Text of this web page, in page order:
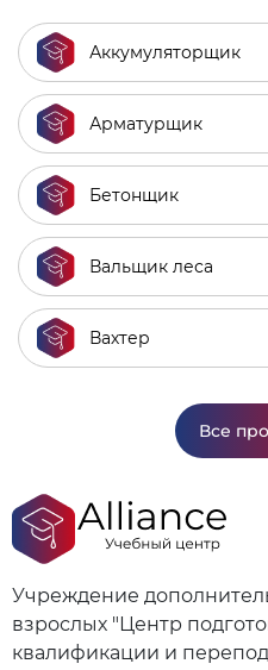
Аккумуляторщик
Арматурщик
Бетонщик
Вальщик леса
Вахтер
Все
Учреждение
взрослых "Центр
квалификации и